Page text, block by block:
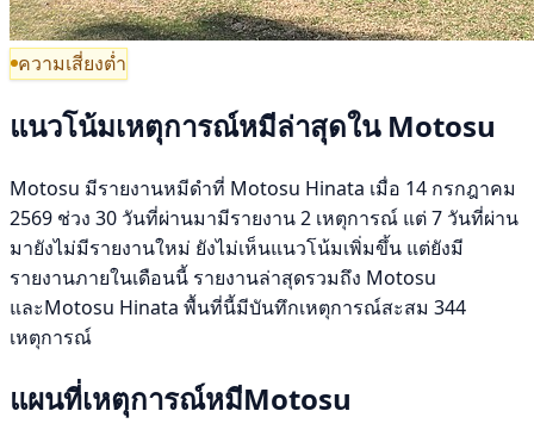
ความเสี่ยงต่ำ
แนวโน้มเหตุการณ์หมีล่าสุดใน Motosu
Motosu มีรายงานหมีดำที่ Motosu Hinata เมื่อ 14 กรกฎาคม
2569 ช่วง 30 วันที่ผ่านมามีรายงาน 2 เหตุการณ์ แต่ 7 วันที่ผ่าน
มายังไม่มีรายงานใหม่ ยังไม่เห็นแนวโน้มเพิ่มขึ้น แต่ยังมี
รายงานภายในเดือนนี้ รายงานล่าสุดรวมถึง Motosu
และMotosu Hinata พื้นที่นี้มีบันทึกเหตุการณ์สะสม 344
เหตุการณ์
แผนที่เหตุการณ์หมีMotosu